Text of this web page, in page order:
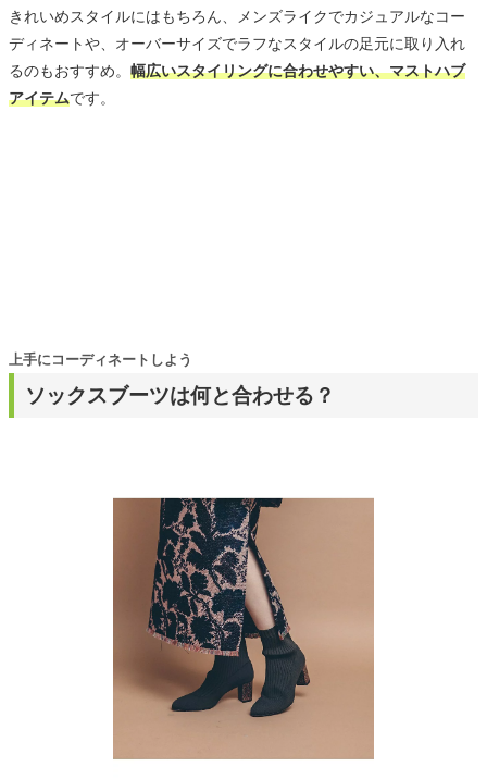
きれいめスタイルにはもちろん、メンズライクでカジュアルなコー
ディネートや、オーバーサイズでラフなスタイルの足元に取り入れ
るのもおすすめ。 幅広いスタイリングに合わせやすい、マストハブ
アイテムです。
ソックスブーツは何と合わせる？
上手にコーディネートしよう